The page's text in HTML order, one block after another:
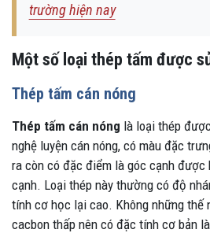
trường hiện nay
Một số loại thép tấm được
Thép tấm cán nóng
Thép tấm cán nóng là loại thép
nghệ luyện cán nóng, có màu đặc
ra còn có đặc điểm là góc cạnh được
cạnh. Loại thép này thường có độ
tính cơ học lại cao. Không những thế
cacbon thấp nên có đặc tính cơ bản